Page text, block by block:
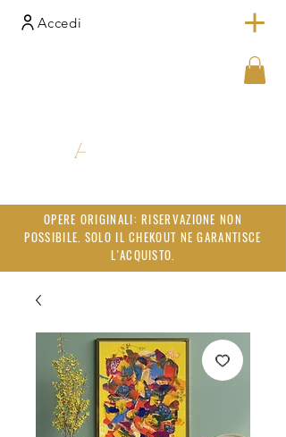
Accedi
OPERE ORIGINALI: RISERVAZIONE NON
POSSIBILE. SOLO IL CHEKOUT NE GARANTISCE
L'ACQUISTO.